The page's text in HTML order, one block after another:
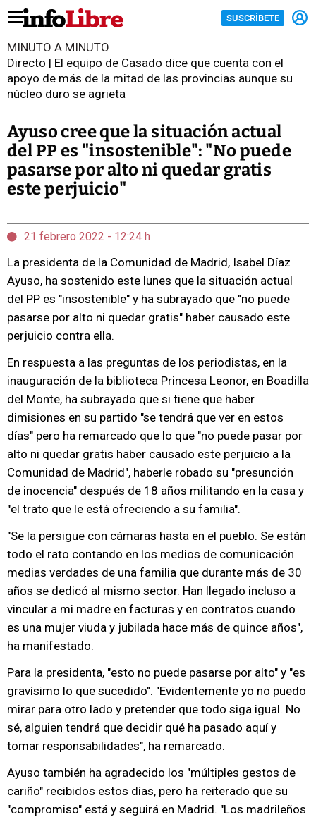
SUSCRÍBETE
MINUTO A MINUTO
Directo | El equipo de Casado dice que cuenta con el
apoyo de más de la mitad de las provincias aunque su
núcleo duro se agrieta
Ayuso cree que la situación actual
del PP es "insostenible": "No puede
pasarse por alto ni quedar gratis
este perjuicio"
21 febrero 2022 - 12:24 h
La presidenta de la Comunidad de Madrid, Isabel Díaz
Ayuso, ha sostenido este lunes que la situación actual
del PP es "insostenible" y ha subrayado que "no puede
pasarse por alto ni quedar gratis" haber causado este
perjuicio contra ella.
En respuesta a las preguntas de los periodistas, en la
inauguración de la biblioteca Princesa Leonor, en Boadilla
del Monte, ha subrayado que si tiene que haber
dimisiones en su partido "se tendrá que ver en estos
días" pero ha remarcado que lo que "no puede pasar por
alto ni quedar gratis haber causado este perjuicio a la
Comunidad de Madrid", haberle robado su "presunción
de inocencia" después de 18 años militando en la casa y
"el trato que le está ofreciendo a su familia".
"Se la persigue con cámaras hasta en el pueblo. Se están
todo el rato contando en los medios de comunicación
medias verdades de una familia que durante más de 30
años se dedicó al mismo sector. Han llegado incluso a
vincular a mi madre en facturas y en contratos cuando
es una mujer viuda y jubilada hace más de quince años",
ha manifestado.
Para la presidenta, "esto no puede pasarse por alto" y "es
gravísimo lo que sucedido". "Evidentemente yo no puedo
mirar para otro lado y pretender que todo siga igual. No
sé, alguien tendrá que decidir qué ha pasado aquí y
tomar responsabilidades", ha remarcado.
Ayuso también ha agradecido los "múltiples gestos de
cariño" recibidos estos días, pero ha reiterado que su
"compromiso" está y seguirá en Madrid. "Los madrileños